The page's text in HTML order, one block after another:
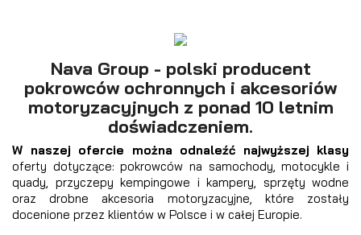
Nava Group - polski producent
pokrowców ochronnych i akcesoriów
motoryzacyjnych z ponad 10 letnim
doświadczeniem.
W naszej ofercie można odnaleźć najwyższej klasy
oferty dotyczące: pokrowców na samochody, motocykle i
quady, przyczepy kempingowe i kampery, sprzęty wodne
oraz drobne akcesoria motoryzacyjne, które zostały
docenione przez klientów w Polsce i w całej Europie.